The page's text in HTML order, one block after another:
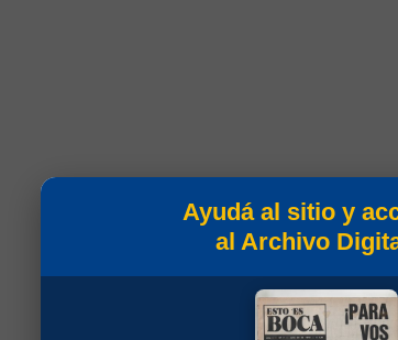
Ayudá al sitio y
al Archivo